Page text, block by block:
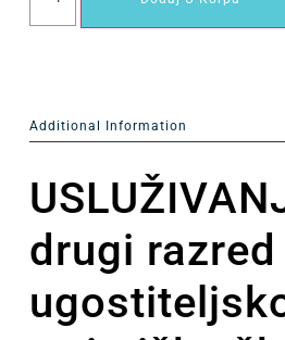
Additional Information
drugi razred